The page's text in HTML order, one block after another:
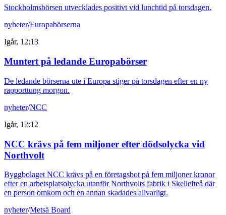
Stockholmsbörsen utvecklades positivt vid lunchtid på torsdagen.
nyheter/Europabörserna
Igår, 12:13
Muntert på ledande Europabörser
De ledande börserna ute i Europa stiger på torsdagen efter en ny
rapporttung morgon.
nyheter/NCC
Igår, 12:12
NCC krävs på fem miljoner efter dödsolycka vid
Northvolt
Byggbolaget NCC krävs på en företagsbot på fem miljoner kronor
efter en arbetsplatsolycka utanför Northvolts fabrik i Skellefteå där
en person omkom och en annan skadades allvarligt.
nyheter/Metsä Board